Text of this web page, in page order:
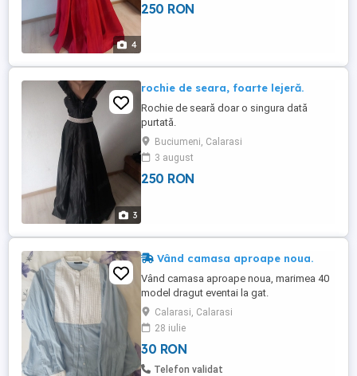
4
250 RON
3
rochie de seara, foarte lejeră.
Rochie de seară doar o singura dată
purtată.
Buciumeni, Calarasi
3 august
250 RON
Vând camasa aproape noua.
Vând camasa aproape noua, marimea 40
model dragut eventai la gat.
Calarasi, Calarasi
28 iulie
30 RON
Telefon validat